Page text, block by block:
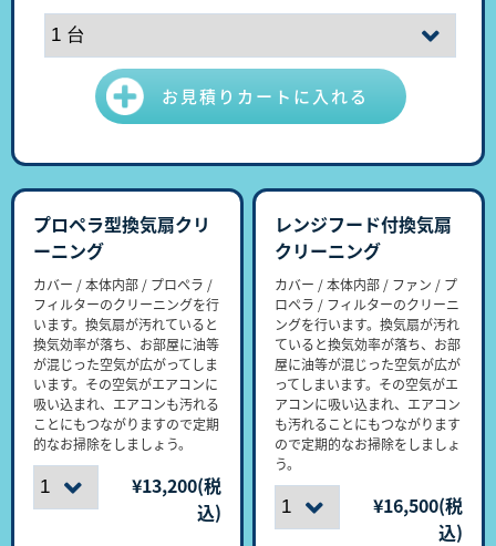
お見積りカートに入れる
プロペラ型換気扇クリ
ーニング
カバー / 本体内部 / プロペラ /
フィルターのクリーニングを行
います。換気扇が汚れていると
換気効率が落ち、お部屋に油等
が混じった空気が広がってしま
います。その空気がエアコンに
吸い込まれ、エアコンも汚れる
ことにもつながりますので定期
的なお掃除をしましょう。
¥13,200(税
込)
レンジフード付換気扇
クリーニング
カバー / 本体内部 / ファン / プ
ロペラ / フィルターのクリーニ
ングを行います。換気扇が汚れ
ていると換気効率が落ち、お部
屋に油等が混じった空気が広が
ってしまいます。その空気がエ
アコンに吸い込まれ、エアコン
も汚れることにもつながります
ので定期的なお掃除をしましょ
う。
¥16,500(税
込)